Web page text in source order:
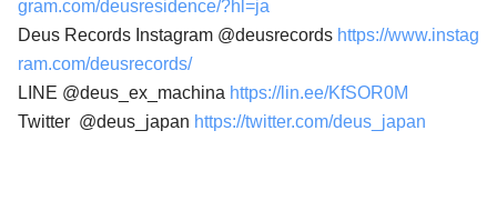
gram.com/deusresidence/?hl=ja
Deus Records Instagram @deusrecords https://www.instag
ram.com/deusrecords/
LINE @deus_ex_machina https://lin.ee/KfSOR0M
Twitter @deus_japan https://twitter.com/deus_japan